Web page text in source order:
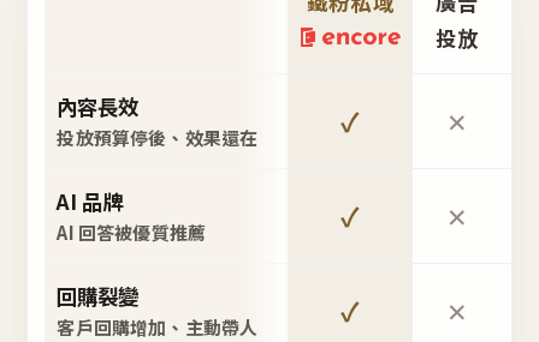
投放
內容長效
投放預算停後、效果還在 ✓ ✕
AI 品牌
AI 回答被優質推薦 ✓ ✕
回購裂變
客戶回購增加、主動帶人 ✓ ✕